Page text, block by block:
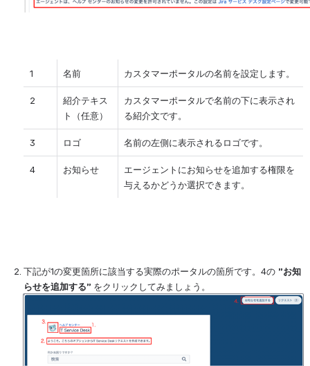
1 名前 カスタマーポータルの名前を設定します。
2
紹介テキス
ト（任意）
カスタマーポータルで名前の下に表示され
る紹介文です。
3 ロゴ 名前の左側に表示されるロゴです。
4 お知らせ
エージェントにお知らせを追加する権限を
与えるかどうか選択できます。
下記が1の変更箇所に該当する実際のポータルの箇所です。4の ”お知
らせを追加する” をクリックしてみましょう。